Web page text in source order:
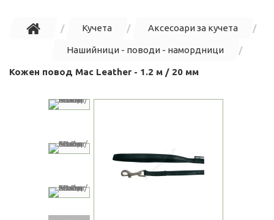
Кучета Аксесоари за кучета
Нашийници - поводи - намордници
Кожен повод Mac Leather - 1.2 м / 20 мм